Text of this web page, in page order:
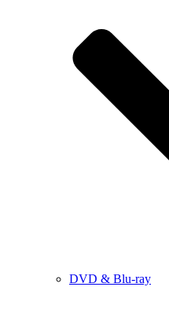
DVD & Blu-ray